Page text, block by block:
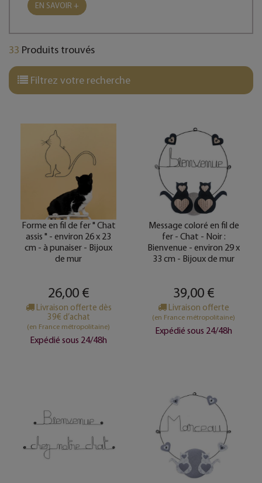
EN SAVOIR +
33 Produits trouvés
Filtrez votre recherche
Forme en fil de fer " Chat
assis " - environ 26 x 23
cm - à punaiser - Bijoux
de mur
26,00 €
Livraison offerte dès
39€ d’achat
(en France métropolitaine)
Expédié sous 24/48h
Message coloré en fil de
fer - Chat - Noir :
Bienvenue - environ 29 x
33 cm - Bijoux de mur
39,00 €
Livraison offerte
(en France métropolitaine)
Expédié sous 24/48h